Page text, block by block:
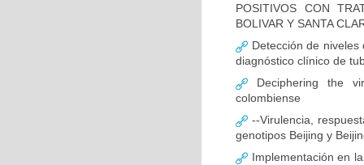
POSITIVOS CON
BOLIVAR Y SANTA
Detección de
diagnóstico clínico de
Deciphering the
colombiense
--Virulencia,
genotipos Beijing y
Implementación en